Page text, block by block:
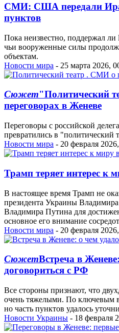
СМИ: США передали
пунктов
Пока неизвестно, поддержал
чьи вооруженные силы
объектам.
Новости мира - 25 марта 2026,
Сюжет"Политический
переговорах в Женеве
Переговоры с российской
превратились в
Новости мира - 20 февраля
Трамп теряет интерес
В настоящее время Трамп не
президента Украины
Владимира Путина для
основное его внимание
Новости мира - 20 февраля
СюжетВстреча в
договориться с РФ
Все стороны признают, что
очень тяжелыми. По ключевым
но часть пунктов удалось
Новости Украины - 18 февраля